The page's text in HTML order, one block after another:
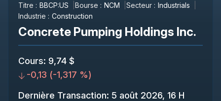
Titre : BBCP:US Bourse : NCM Secteur : Industrials
Industrie : Construction
Concrete Pumping Holdings Inc.
Cours: 9,74 $
-0,13 (-1,317 %)
Dernière Transaction: 5 août 2026, 16 H